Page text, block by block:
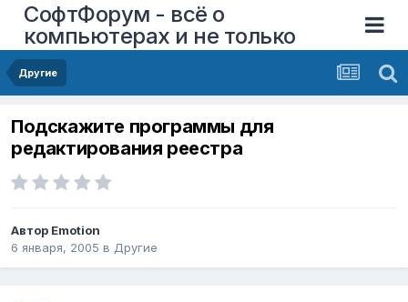
СофтФорум - всё о
компьютерах и не только
Другие
Подскажите программы для
редактирования реестра
Автор Emotion
6 января, 2005 в Другие